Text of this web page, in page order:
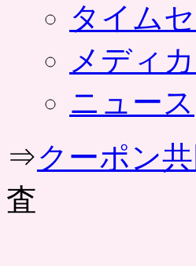
タイム
メディ
ニュース
⇒クーポン
査